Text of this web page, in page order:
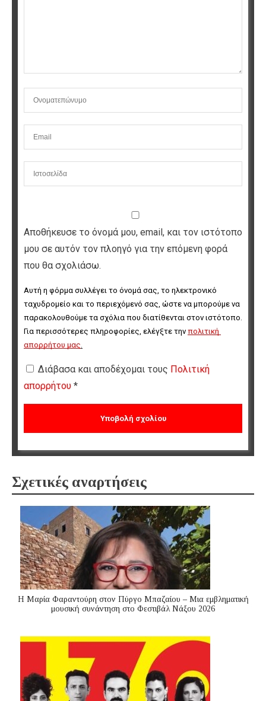
Αποθήκευσε το όνομά μου, email, και τον ιστότοπο
μου σε αυτόν τον πλοηγό για την επόμενη φορά
που θα σχολιάσω.
Αυτή η φόρμα συλλέγει το όνομά σας, το ηλεκτρονικό
ταχυδρομείο και το περιεχόμενό σας, ώστε να μπορούμε να
παρακολουθούμε τα σχόλια που διατίθενται στον ιστότοπο.
Για περισσότερες πληροφορίες, ελέγξτε την πολιτική
απορρήτου μας.
Διάβασα και αποδέχομαι τους Πολιτική
απορρήτου *
Σχετικές αναρτήσεις
Η Μαρία Φαραντούρη στον Πύργο Μπαζαίου – Μια εμβληματική
μουσική συνάντηση στο Φεστιβάλ Νάξου 2026